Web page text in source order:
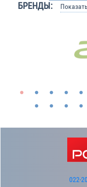
БРЕНДЫ:
022-